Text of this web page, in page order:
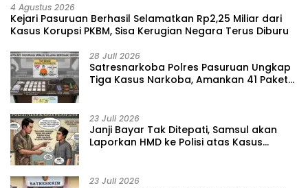
4 Agustus 2026
Kejari Pasuruan Berhasil Selamatkan Rp2,25 Miliar dari
Kasus Korupsi PKBM, Sisa Kerugian Negara Terus Diburu
28 Juli 2026
‎Satresnarkoba Polres Pasuruan Ungkap
Tiga Kasus Narkoba, Amankan 41 Paket
23 Juli 2026
‎Janji Bayar Tak Ditepati, Samsul akan
Laporkan HMD ke Polisi atas Kasus
23 Juli 2026